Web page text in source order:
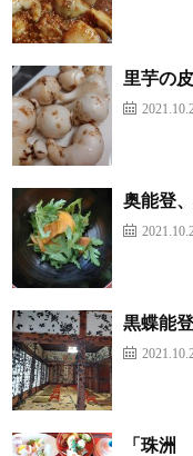
里芋の
奥能登
黒蝶能
「珠洲